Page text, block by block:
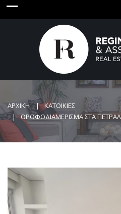
ΑΡΧΙΚΗ
ΚΑΤΟΙΚΙΕΣ
ΟΡΟΦΟΔΙΑΜΕΡΙΣΜΑ ΣΤΑ